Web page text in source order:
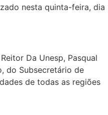
nesta quinta-feira, dia
Da Unesp, Pasqual
do Subsecretário de
de todas as regiões